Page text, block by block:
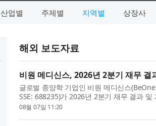
산업별 주제별 지역별 상장사
해외 보도자료
비원 메디신스, 2026년 2분기 재무 결
글로벌 종양학 기업인 비원 메디신스
SSE: 688235)가 2026년 2분기 재무 결과
회장 겸 CEO인 존 V. 오일러(John V. O...
08월 07일 11:20